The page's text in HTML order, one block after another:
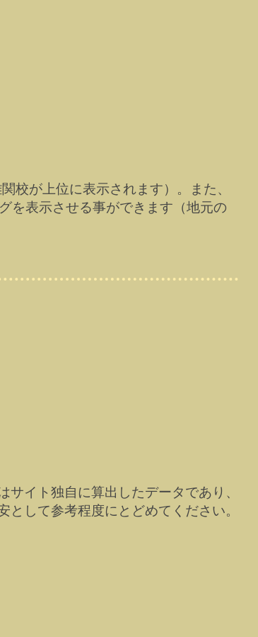
校が上位に表示されます）。また、
を表示させる事ができます（地元の
サイト独自に算出したデータであり、
として参考程度にとどめてください。